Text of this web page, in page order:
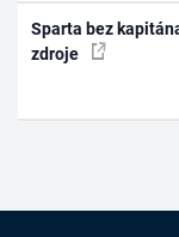
Sparta bez
zdroje